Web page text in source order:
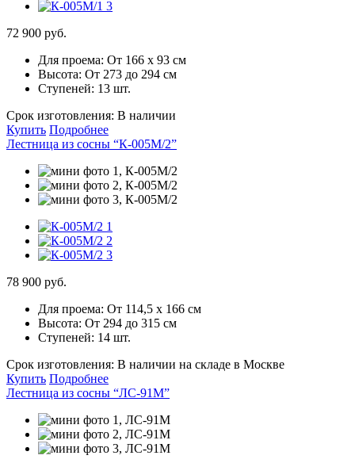
72 900 руб.
Для проема: От 166 х 93 см
Высота: От 273 до 294 см
Ступеней: 13 шт.
Срок изготовления: В наличии
Купить Подробнее
Лестница из сосны “К-005М/2”
78 900 руб.
Для проема: От 114,5 х 166 см
Высота: От 294 до 315 см
Ступеней: 14 шт.
Срок изготовления: В наличии на складе в Москве
Купить Подробнее
Лестница из сосны “ЛС-91М”